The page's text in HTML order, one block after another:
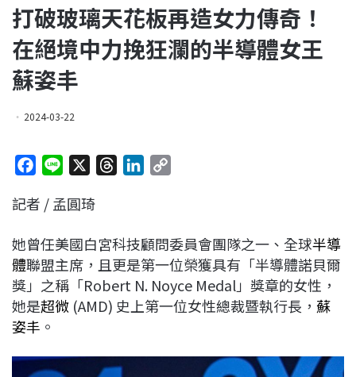
打破玻璃天花板再造女力傳奇！
在絕境中力挽狂瀾的半導體女王
蘇姿丰
2024-03-22
c
b
o
o
k
n
a
d
s
e
d
I
n
L
i
n
k
記者 / 孟圓琦
她曾任美國白宮科技顧問委員會團隊之一、全球半導
體聯盟主席，且更是第一位榮獲具有「半導體諾貝爾
獎」之稱「Robert N. Noyce Medal」獎章的女性，
她是超微 (AMD) 史上第一位女性總裁暨執行長， 蘇
姿丰 。